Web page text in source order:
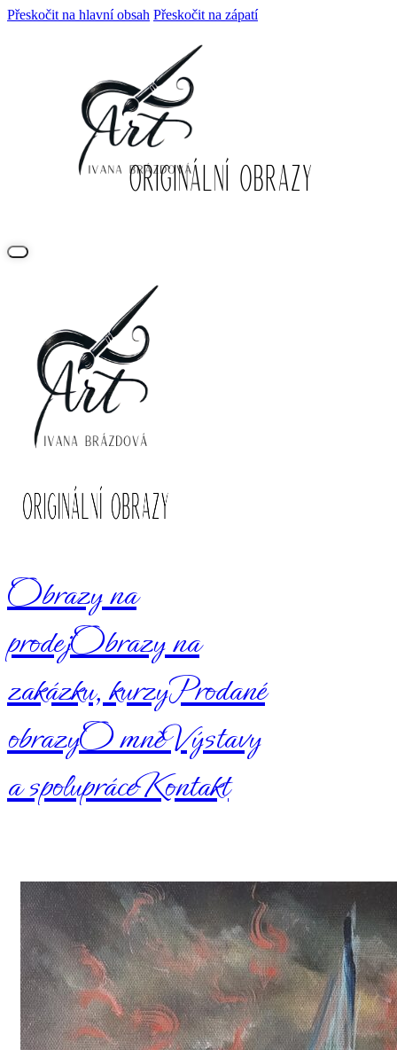
Přeskočit na hlavní obsah Přeskočit na zápatí
Obrazy na
prodejObrazy na
zakázku, kurzyProdané
obrazyO mněVýstavy
a spolupráceKontakt